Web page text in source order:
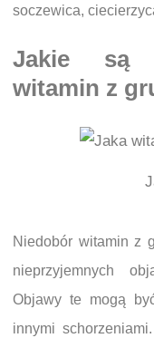
soczewica,
Jakie są
witamin z
Niedobór witamin z
nieprzyjemnych
Objawy te mogą
innymi